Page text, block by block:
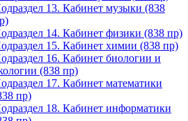
13. Кабинет музыки (838
14. Кабинет физики (838 пр)
15. Кабинет химии (838 пр)
16. Кабинет биологии и
(838 пр)
17. Кабинет математики
пр)
18. Кабинет информатики